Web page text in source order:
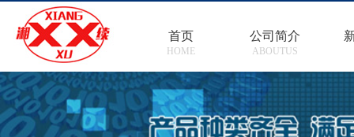
首页
HOME
公司简介
ABOUTUS